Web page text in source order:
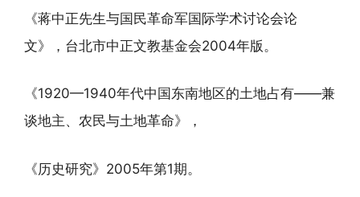
《蒋中正先生与国民革命军国际学术讨论会论
文》，台北市中正文教基金会2004年版。
《1920—1940年代中国东南地区的土地占有——兼
谈地主、农民与土地革命》，
《历史研究》2005年第1期。